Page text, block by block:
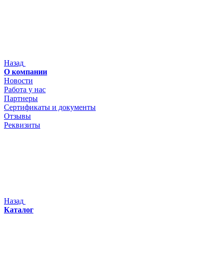
Назад
О компании
Новости
Работа у нас
Партнеры
Сертификаты и документы
Отзывы
Реквизиты
Назад
Каталог